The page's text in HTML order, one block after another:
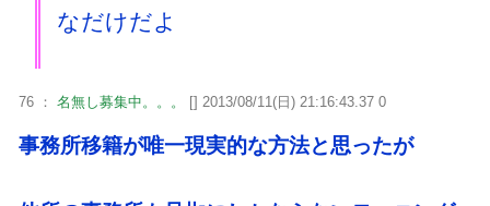
なだけだよ
76 ： 名無し募集中。。。 [] 2013/08/11(日) 21:16:43.37 0
事務所移籍が唯一現実的な方法と思ったが